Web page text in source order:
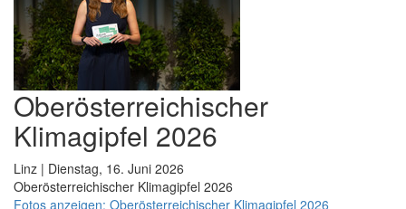
Oberösterreichischer
Klimagipfel 2026
Linz | Dienstag, 16. Juni 2026
Oberösterreichischer Klimagipfel 2026
Fotos anzeigen: Oberösterreichischer Klimagipfel 2026